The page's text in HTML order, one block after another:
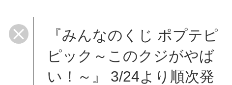
『みんなのくじ ポプテピ
ピック～このクジがやば
い！～』 3/24より順次発